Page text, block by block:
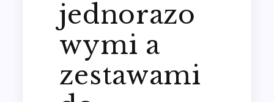
jednorazo
wymi a
zestawami